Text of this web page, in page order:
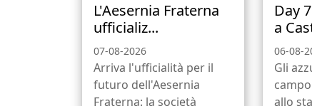
L'Aesernia Fraterna
ufficializ...
07-08-2026
Arriva l'ufficialità per il
futuro dell'Aesernia
Fraterna: la società
Day
a
06-08-
Gli
allo